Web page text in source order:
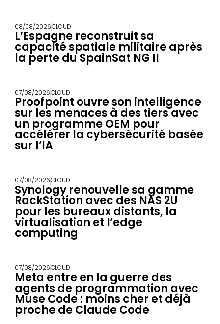
08/08/2026CLOUD
L’Espagne reconstruit sa
capacité spatiale militaire après
la perte du SpainSat NG II
07/08/2026CLOUD
Proofpoint ouvre son intelligence
sur les menaces à des tiers avec
un programme OEM pour
accélérer la cybersécurité basée
sur l’IA
07/08/2026CLOUD
Synology renouvelle sa gamme
RackStation avec des NAS 2U
pour les bureaux distants, la
virtualisation et l’edge
computing
07/08/2026CLOUD
Meta entre en la guerre des
agents de programmation avec
Muse Code : moins cher et déjà
proche de Claude Code